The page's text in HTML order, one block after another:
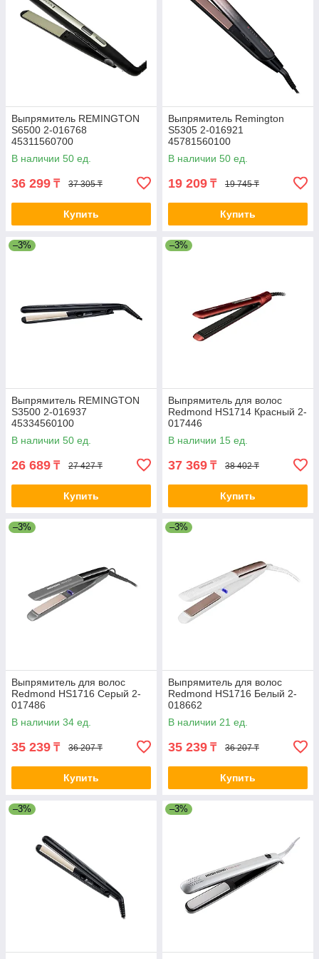
обслуживание. Посетите главную страницу нашего сайта
detlacomputers.kz
, чтобы ознакомиться с полным
ассортиментом и выбрать выпрямитель, который подойдет
именно вам.
Выпрямитель REMINGTON
S6500 2-016768
45311560700
В наличии 50 ед.
36 299 ₸ 37 305 ₸
Купить
Выпрямитель Remington
S5305 2-016921
45781560100
В наличии 50 ед.
19 209 ₸ 19 745 ₸
Купить
–3%
Выпрямитель REMINGTON
S3500 2-016937
45334560100
В наличии 50 ед.
26 689 ₸ 27 427 ₸
Купить
–3%
Выпрямитель для волос
Redmond HS1714 Красный 2-
017446
В наличии 15 ед.
37 369 ₸ 38 402 ₸
Купить
–3%
Выпрямитель для волос
Redmond HS1716 Серый 2-
017486
В наличии 34 ед.
35 239 ₸ 36 207 ₸
Купить
–3%
Выпрямитель для волос
Redmond HS1716 Белый 2-
018662
В наличии 21 ед.
35 239 ₸ 36 207 ₸
Купить
–3% –3%